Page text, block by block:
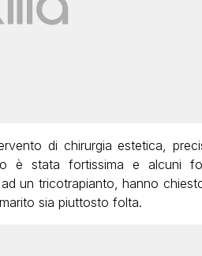
di chirurgia estetica,
è stata fortissima e alcuni
un tricotrapianto, hanno
sia piuttosto folta.